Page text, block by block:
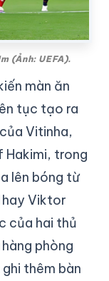
(Ảnh: UEFA).
màn ăn
tục tạo ra
Vitinha,
Hakimi, trong
lên bóng từ
hay Viktor
của hai thủ
phòng
thêm bàn